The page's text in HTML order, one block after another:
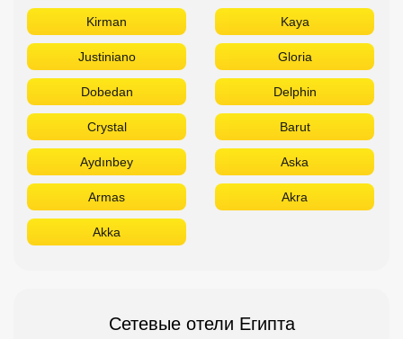
Kirman Kaya
Justiniano Gloria
Dobedan Delphin
Crystal Barut
Aydınbey Aska
Armas Akra
Akka
Сетевые отели Египта